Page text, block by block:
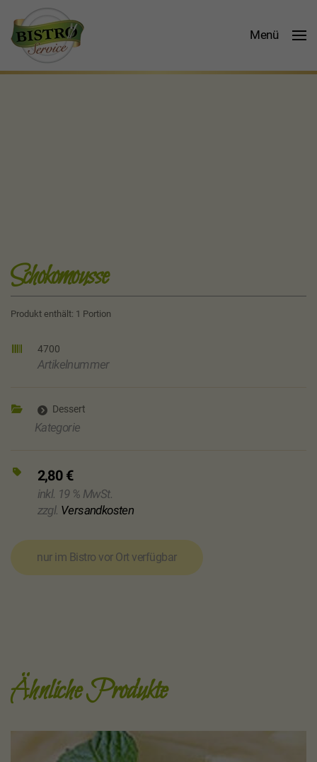
Menü
Schokomousse
Produkt enthält: 1 Portion
4700
Artikelnummer
Dessert
Kategorie
2,80 €
inkl. 19 % MwSt.
zzgl. Versandkosten
nur im Bistro vor Ort verfügbar
Ähnliche Produkte